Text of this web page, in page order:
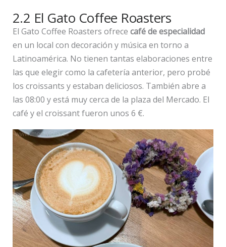
2.2 El Gato Coffee Roasters
El Gato Coffee Roasters ofrece café de especialidad
en un local con decoración y música en torno a
Latinoamérica. No tienen tantas elaboraciones entre
las que elegir como la cafetería anterior, pero probé
los croissants y estaban deliciosos. También abre a
las 08:00 y está muy cerca de la plaza del Mercado. El
café y el croissant fueron unos 6 €.